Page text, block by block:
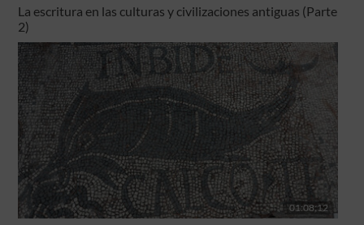
La escritura en las culturas y civilizaciones antiguas (Parte
2)
01:08:12